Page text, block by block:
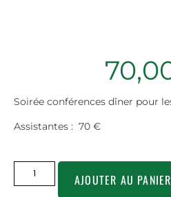
Soirée conférences dîner pour
Assistantes : 70 €
AJOUTER AU PANIER